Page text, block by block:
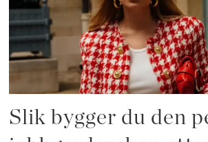
Slik bygger du den